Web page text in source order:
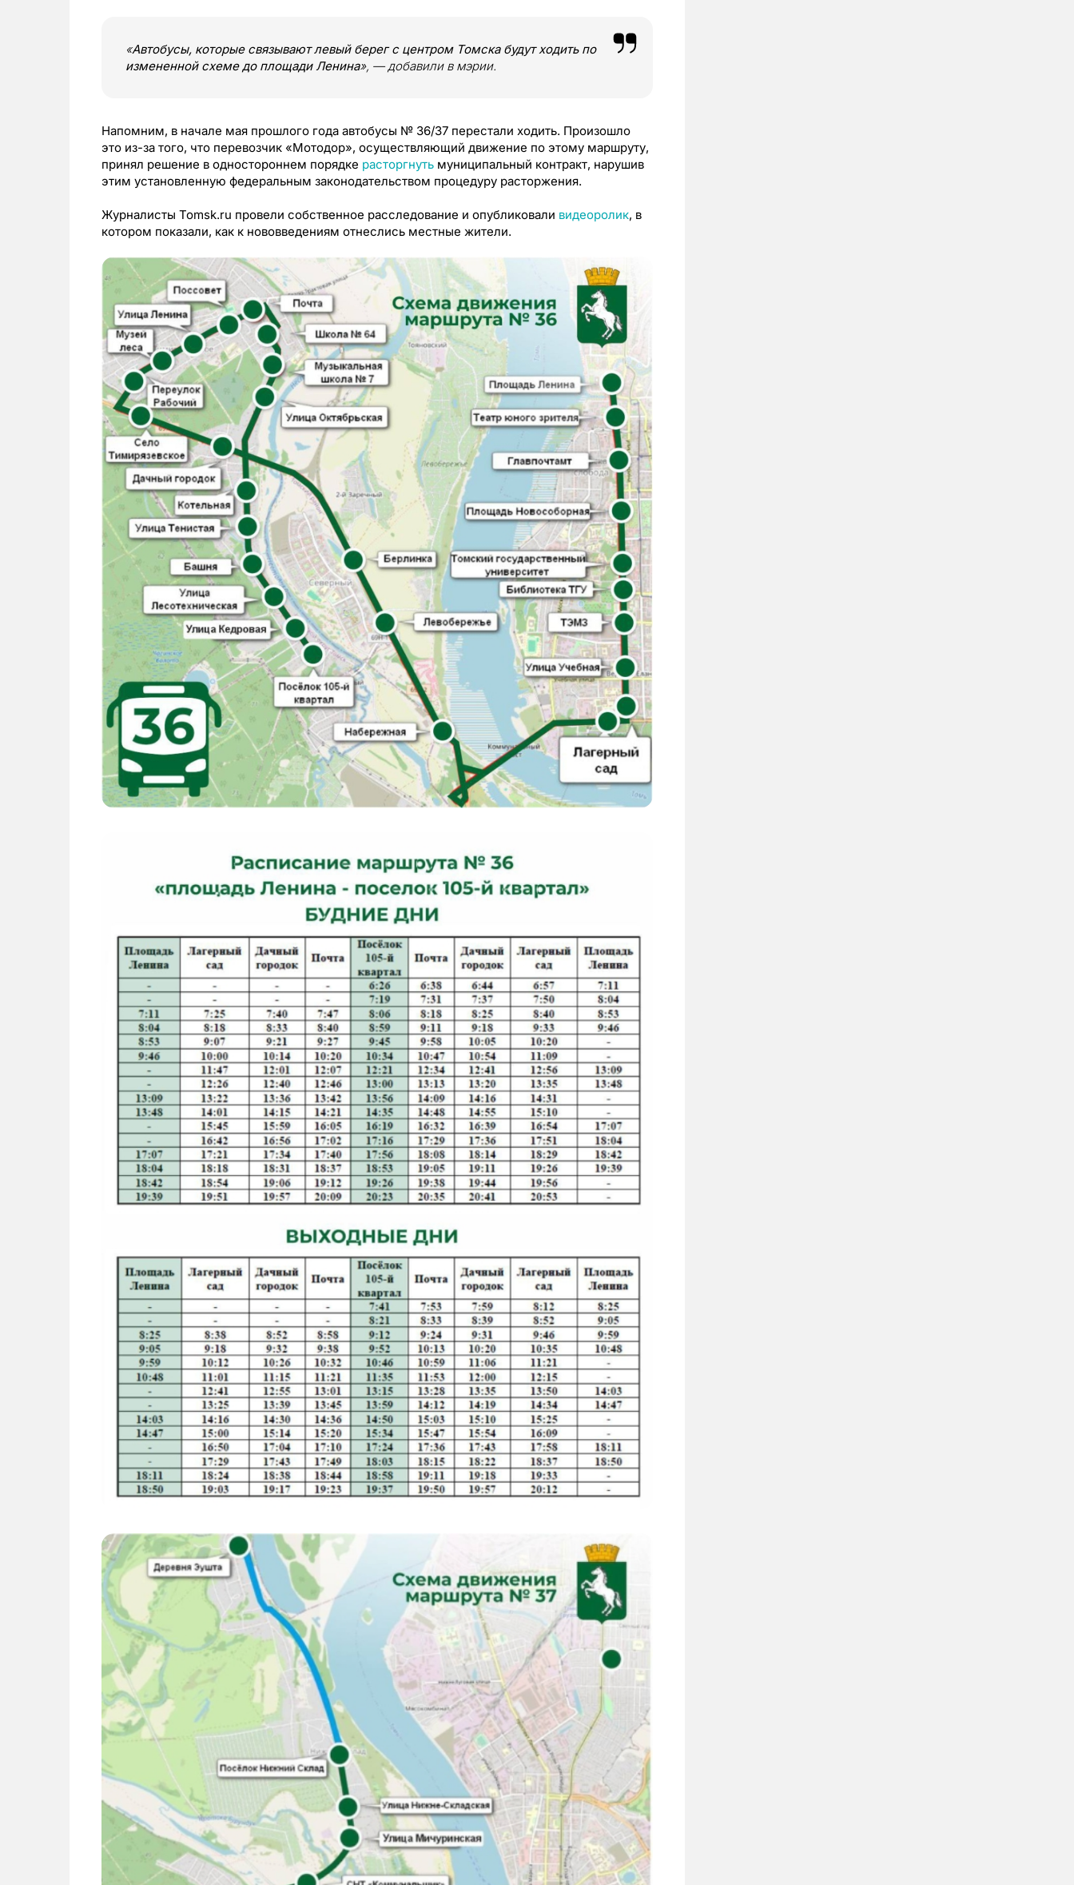
«Автобусы, которые связывают левый берег с центром Томска будут ходить по
измененной схеме до площади Ленина», — добавили в мэрии.
Напомним, в начале мая прошлого года автобусы № 36/37 перестали ходить. Произошло
это из-за того, что перевозчик «Мотодор», осуществляющий движение по этому маршруту,
принял решение в одностороннем порядке расторгнуть муниципальный контракт, нарушив
этим установленную федеральным законодательством процедуру расторжения.
Журналисты Tomsk.ru провели собственное расследование и опубликовали видеоролик, в
котором показали, как к нововведениям отнеслись местные жители.